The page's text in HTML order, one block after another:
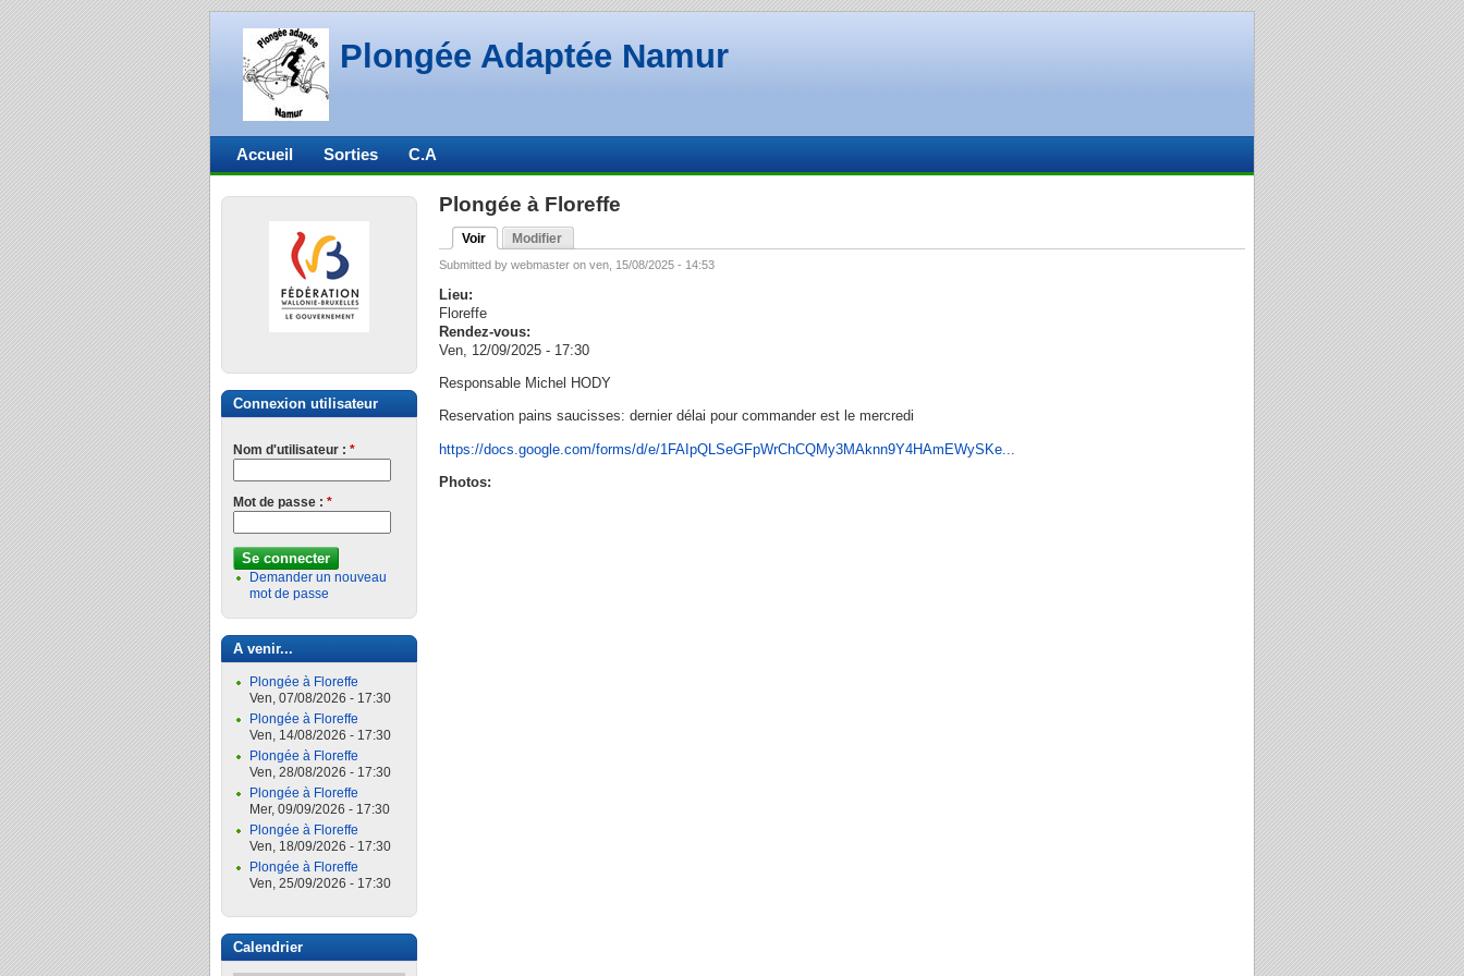
Plongée Adaptée Namur
Plongée à Floreffe
Voir Modifier
Submitted by webmaster on ven, 15/08/2025 - 14:53
Lieu:
Floreffe
Rendez-vous:
Ven, 12/09/2025 - 17:30
Responsable Michel HODY
Reservation pains saucisses: dernier délai pour commander est le mercredi
https://docs.google.com/forms/d/e/1FAIpQLSeGFpWrChCQMy3MAknn9Y4HAmEWySKe...
Photos:
Accueil Sorties C.A
Connexion utilisateur
Nom d'utilisateur : *
Mot de passe : *
Demander un nouveau
mot de passe
A venir...
Plongée à Floreffe
Ven, 07/08/2026 - 17:30
Plongée à Floreffe
Ven, 14/08/2026 - 17:30
Plongée à Floreffe
Ven, 28/08/2026 - 17:30
Plongée à Floreffe
Mer, 09/09/2026 - 17:30
Plongée à Floreffe
Ven, 18/09/2026 - 17:30
Plongée à Floreffe
Ven, 25/09/2026 - 17:30
Calendrier